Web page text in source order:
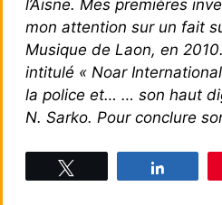
l’Aisne. Mes premières
mon attention sur un fait
Musique de Laon, en
intitulé « Noar
la police et… … son haut
N. Sarko. Pour conclure